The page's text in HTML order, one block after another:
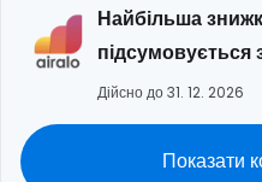
Найбільша
Дійсно до 31. 12. 2026
Показати